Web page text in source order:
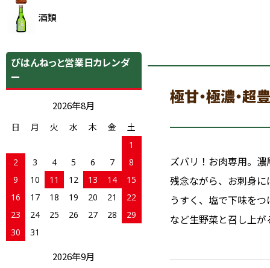
極甘・極濃・超
ズバリ！お肉専用。
残念ながら、お刺身
うすく、塩で下味を
など生野菜と召し上
酒類
びはんねっと営業日カレンダ
ー
2026年8月
日 月 火 水 木 金
土
1
2
3 4 5 6 7
8
9
10 11 12 13 14
15
16
17 18 19 20 21
22
23
24 25 26 27 28
29
30
31
2026年9月